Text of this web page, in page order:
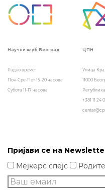
Научни клуб Београд
Радно време:
Пон-Сре-Пет 15-20 часова
Субота 11-17 часова
ЦПН
Улица
11000
+381 11 24
Пријави се на
Мејкерс спејс